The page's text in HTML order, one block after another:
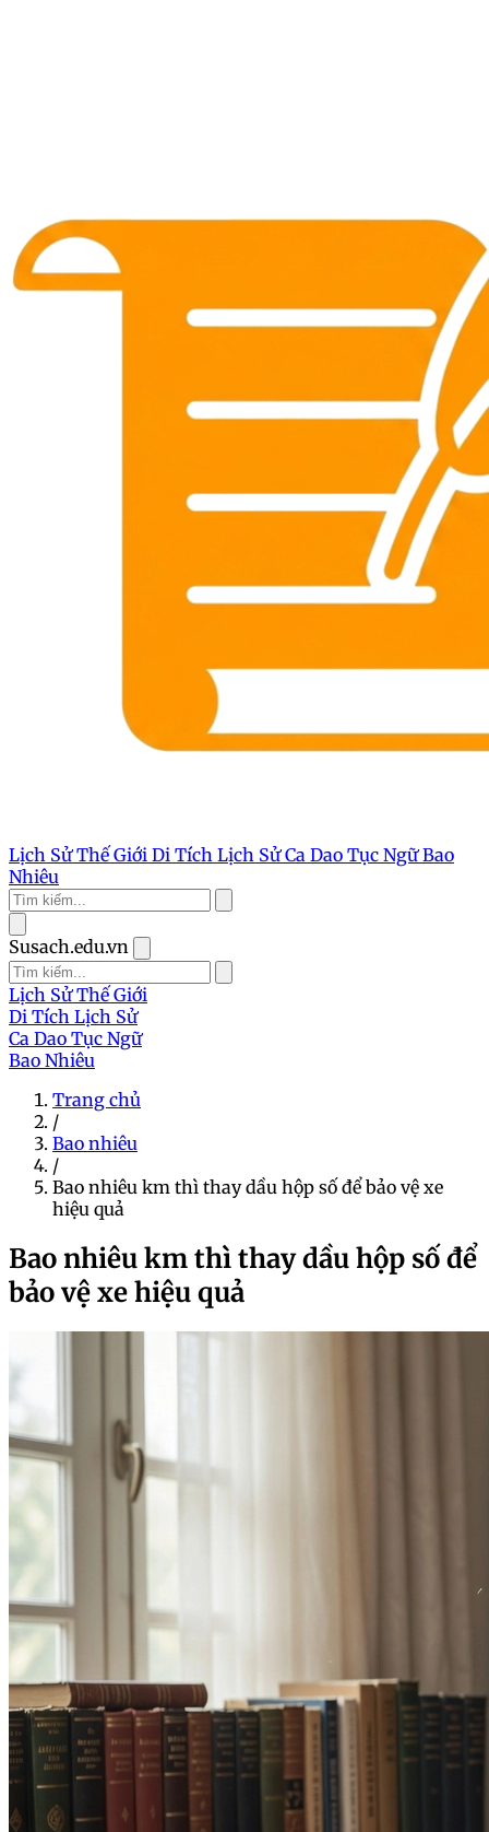
Lịch Sử Thế Giới Di Tích Lịch SửCa Dao Tục NgữBao
Nhiêu
Susach.edu.vn
Lịch Sử Thế Giới
Di Tích Lịch Sử
Ca Dao Tục Ngữ
Bao Nhiêu
Trang chủ
/
Bao nhiêu
/
Bao nhiêu km thì thay dầu hộp số để bảo vệ xe
hiệu quả
Bao nhiêu km thì thay dầu hộp số để
bảo vệ xe hiệu quả